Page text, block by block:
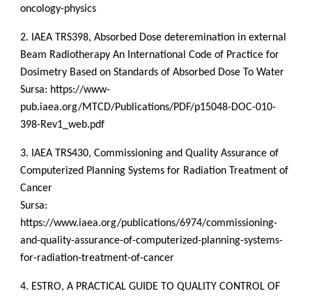
oncology-physics
2. IAEA TRS398, Absorbed Dose deteremination in external
Beam Radiotherapy An International Code of Practice for
Dosimetry Based on Standards of Absorbed Dose To Water
Sursa: https://www-
pub.iaea.org/MTCD/Publications/PDF/p15048-DOC-010-
398-Rev1_web.pdf
3. IAEA TRS430, Commissioning and Quality Assurance of
Computerized Planning Systems for Radiation Treatment of
Cancer
Sursa:
https://www.iaea.org/publications/6974/commissioning-
and-quality-assurance-of-computerized-planning-systems-
for-radiation-treatment-of-cancer
4. ESTRO, A PRACTICAL GUIDE TO QUALITY CONTROL OF